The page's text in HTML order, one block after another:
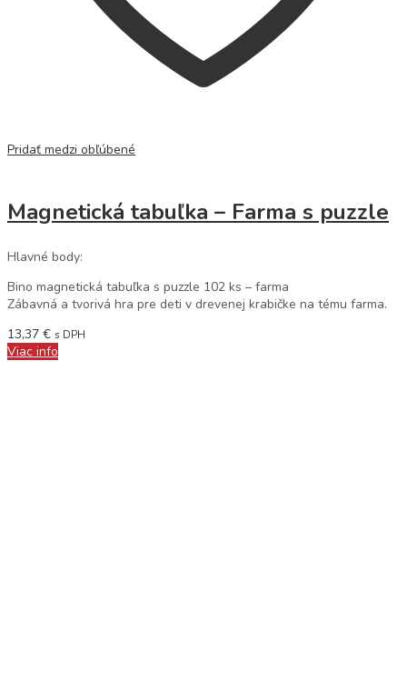
Pridať medzi obľúbené
Magnetická tabuľka – Farma s puzzle
Hlavné body:
Bino magnetická tabuľka s puzzle 102 ks – farma
Zábavná a tvorivá hra pre deti v drevenej krabičke na tému farma.
13,37 € s DPH
Viac info